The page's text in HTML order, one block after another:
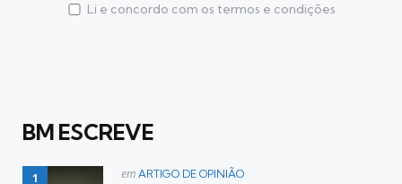
Li e concordo com os termos e condições
BM ESCREVE
Postado
em ARTIGO DE OPINIÃO